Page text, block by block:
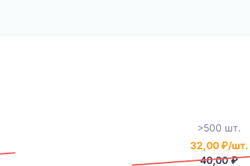
>500 шт.
32,00 ₽/шт.
40,00 ₽